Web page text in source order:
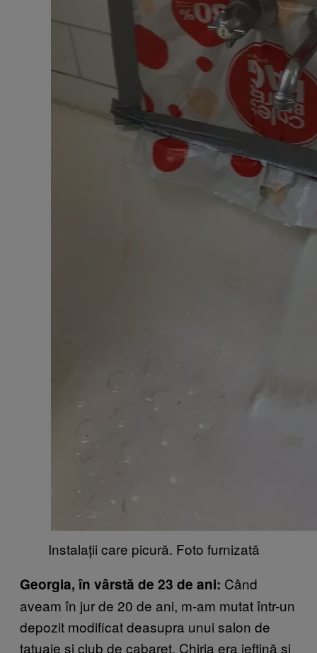
Instalații care picură. Foto furnizată
Georgia, în vârstă de 23 de ani: Când
aveam în jur de 20 de ani, m-am mutat într-un
depozit modificat deasupra unui salon de
tatuaje și club de cabaret. Chiria era ieftină și